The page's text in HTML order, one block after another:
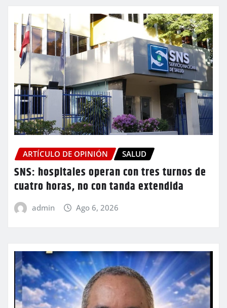
ARTÍCULO DE OPINIÓN SALUD
SNS: hospitales operan con tres turnos de
cuatro horas, no con tanda extendida
admin Ago 6, 2026